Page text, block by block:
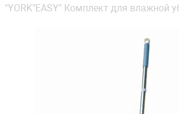
"YORK"EASY" Комплект для влажной